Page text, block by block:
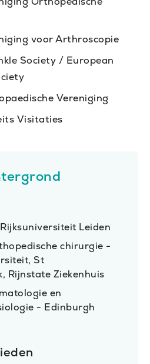
voor Arthroscopie
Society / European
Vereniging
Visitaties
Leiden
chirurgie -
St
Rijnstate Ziekenhuis
en
- Edinburgh